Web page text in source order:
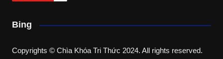
Bing
Copyrights © Chìa Khóa Tri Thức 2024. All rights reserved.